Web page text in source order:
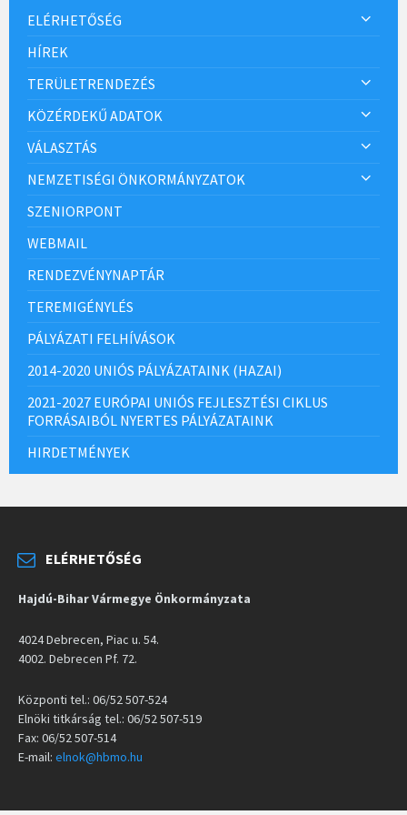
ELÉRHETŐSÉG
HÍREK
TERÜLETRENDEZÉS
KÖZÉRDEKŰ ADATOK
VÁLASZTÁS
NEMZETISÉGI ÖNKORMÁNYZATOK
SZENIORPONT
WEBMAIL
RENDEZVÉNYNAPTÁR
TEREMIGÉNYLÉS
PÁLYÁZATI FELHÍVÁSOK
2014-2020 UNIÓS PÁLYÁZATAINK (HAZAI)
2021-2027 EURÓPAI UNIÓS FEJLESZTÉSI CIKLUS
FORRÁSAIBÓL NYERTES PÁLYÁZATAINK
HIRDETMÉNYEK
ELÉRHETŐSÉG
Hajdú-Bihar Vármegye Önkormányzata
4024 Debrecen, Piac u. 54.
4002. Debrecen Pf. 72.
Központi tel.: 06/52 507-524
Elnöki titkárság tel.: 06/52 507-519
Fax: 06/52 507-514
E-mail: elnok@hbmo.hu